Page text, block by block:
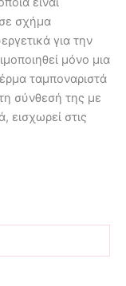
σχήμα
για την
μόνο μια
ταμποναριστά
σύνθεσή της με
εισχωρεί στις